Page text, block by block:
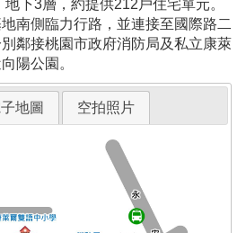
下3層，約提供212戶住宅單元。
南側臨力行路，並連接至國際路二
鄰接桃園市政府消防局及私立康萊
陽公園。
地圖 空拍照片